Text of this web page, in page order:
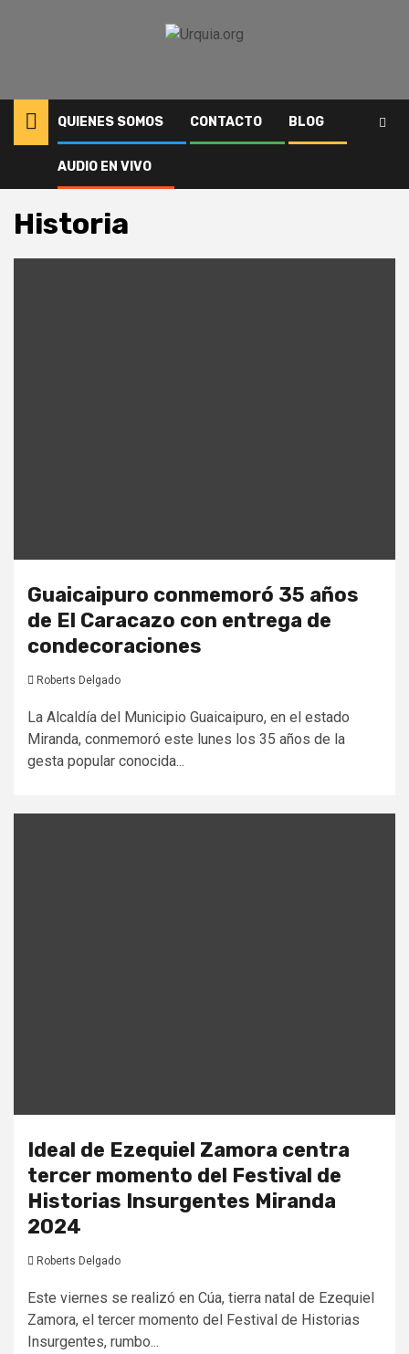
QUIENES SOMOS CONTACTO BLOG
AUDIO EN VIVO
Historia
Historia
Guaicaipuro conmemoró 35 años
de El Caracazo con entrega de
condecoraciones
Roberts Delgado
La Alcaldía del Municipio Guaicaipuro, en el estado
Miranda, conmemoró este lunes los 35 años de la
gesta popular conocida...
Ideal de Ezequiel Zamora centra
tercer momento del Festival de
Historias Insurgentes Miranda
2024
Roberts Delgado
Este viernes se realizó en Cúa, tierra natal de Ezequiel
Zamora, el tercer momento del Festival de Historias
Insurgentes, rumbo...